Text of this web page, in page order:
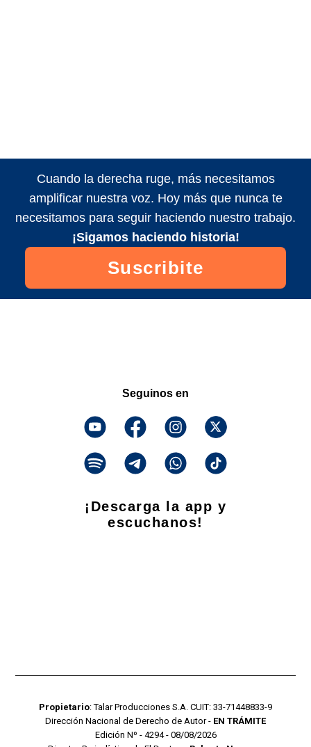
Cuando la derecha ruge, más necesitamos
amplificar nuestra voz. Hoy más que nunca te
necesitamos para seguir haciendo nuestro trabajo.
¡Sigamos haciendo historia!
Suscribite
Seguinos en
¡Descarga la app y
escuchanos!
Propietario: Talar Producciones S.A. CUIT: 33-71448833-9
Dirección Nacional de Derecho de Autor - EN TRÁMITE
Edición Nº - 4294 - 08/08/2026